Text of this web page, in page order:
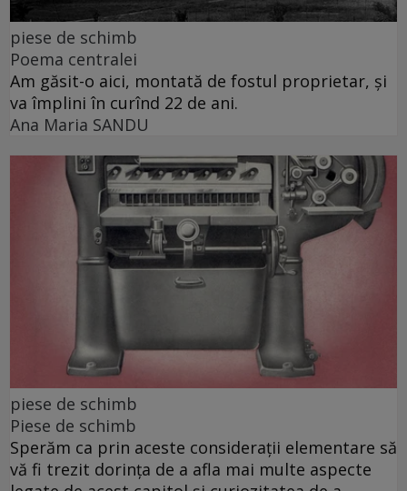
piese de schimb
Poema centralei
Am găsit-o aici, montată de fostul proprietar, și
va împlini în curînd 22 de ani.
Ana Maria SANDU
piese de schimb
Piese de schimb
Sperăm ca prin aceste considerații elementare să
vă fi trezit dorința de a afla mai multe aspecte